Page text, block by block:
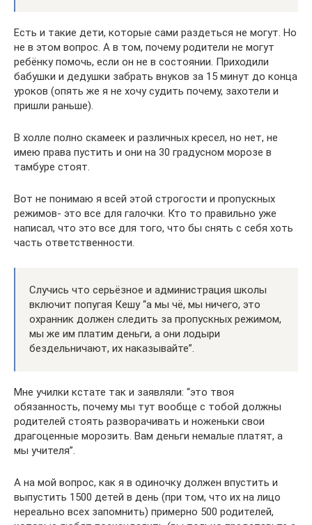
Есть и такие дети, которые сами раздеться не могут. Но
не в этом вопрос. А в том, почему родители не могут
ребёнку помочь, если он не в состоянии. Приходили
бабушки и дедушки забрать внуков за 15 минут до конца
уроков (опять же я не хочу судить почему, захотели и
пришли раньше).
В холле полно скамеек и различных кресел, но нет, не
имею права пустить и они на 30 градусном морозе в
тамбуре стоят.
Вот не понимаю я всей этой строгости и пропускных
режимов- это все для галочки. Кто то правильно уже
написал, что это все для того, что бы снять с себя хоть
часть ответственности.
Случись что серьёзное и администрация школы
включит попугая Кешу “а мы чё, мы ничего, это
охранник должен следить за пропускных режимом,
мы же им платим деньги, а они лодыри
бездельничают, их наказывайте”.
Мне училки кстате так и заявляли: “это твоя
обязанность, почему мы тут вообще с тобой должны
родителей стоять разворачивать и ноженьки свои
драгоценные морозить. Вам деньги немалые платят, а
мы учителя”.
А на мой вопрос, как я в одиночку должен впустить и
выпустить 1500 детей в день (при том, что их на лицо
нереально всех запомнить) примерно 500 родителей,